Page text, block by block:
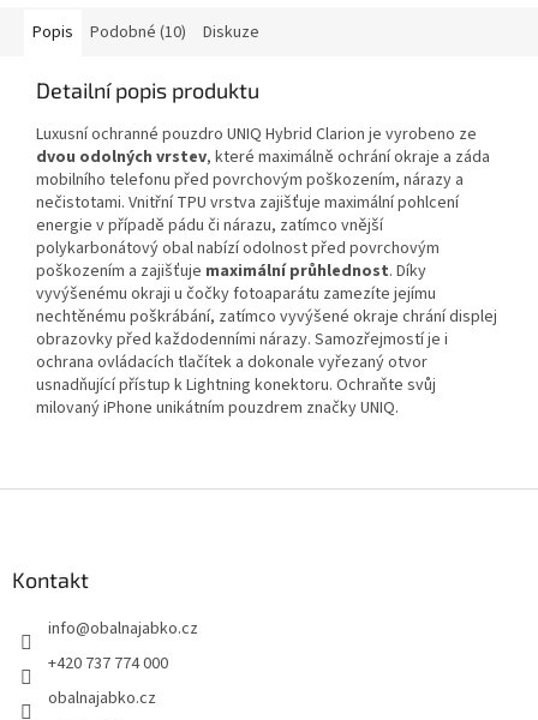
Popis Podobné (10) Diskuze
Detailní popis produktu
Luxusní ochranné pouzdro UNIQ Hybrid Clarion je vyrobeno ze
dvou odolných vrstev, které maximálně ochrání okraje a záda
mobilního telefonu před povrchovým poškozením, nárazy a
nečistotami. Vnitřní TPU vrstva zajišťuje maximální pohlcení
energie v případě pádu či nárazu, zatímco vnější
polykarbonátový obal nabízí odolnost před povrchovým
poškozením a zajišťuje maximální průhlednost. Díky
vyvýšenému okraji u čočky fotoaparátu zamezíte jejímu
nechtěnému poškrábání, zatímco vyvýšené okraje chrání displej
obrazovky před každodenními nárazy. Samozřejmostí je i
ochrana ovládacích tlačítek a dokonale vyřezaný otvor
usnadňující přístup k Lightning konektoru. Ochraňte svůj
milovaný iPhone unikátním pouzdrem značky UNIQ.
Kontakt
info@obalnajabko.cz
+420 737 774 000
obalnajabko.cz